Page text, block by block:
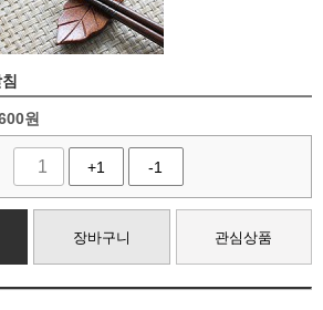
원
+1 -1
장바구니 관심상품